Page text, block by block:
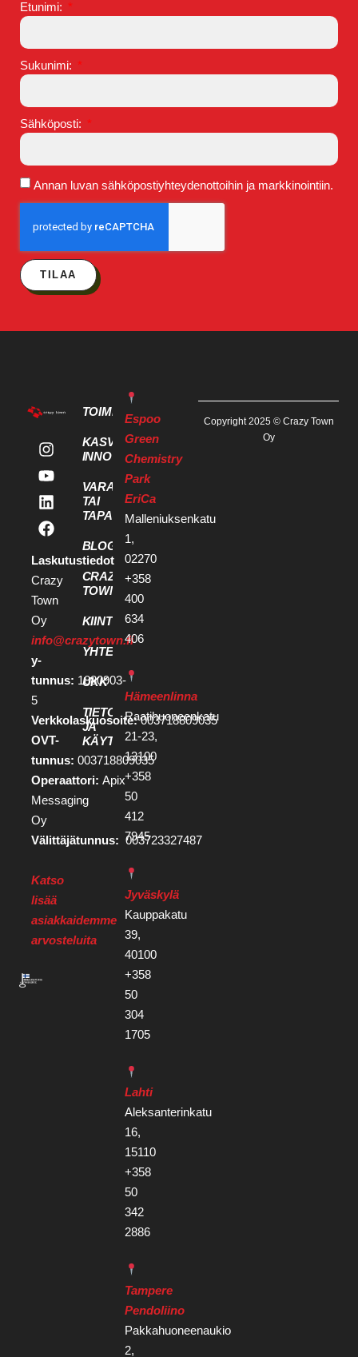
Etunimi:
Sukunimi:
Sähköposti:
Annan luvan sähköpostiyhteydenottoihin ja markkinointiin.
TILAA
Laskutustiedot
Crazy
Town
Oy
info@crazytown.fi
y-
tunnus: 1880903-
5
Verkkolaskuosoite:003718809035
OVT-
tunnus: 003718809035
Operaattori: Apix
Messaging
Oy
Välittäjätunnus: 003723327487
Katso
lisää
asiakkaidemme
arvosteluita
TOIMITILAT
KASVU- JA
INNOVAATIOPALVELUT
VARAA KOKOUS
TAI
TAPAHTUMATILA
BLOGI
CRAZY
TOWN
KIINTEISTÖKEHITTÄJILLE
YHTEYSTIEDOT
UKK
TIETOSUOJA
JA
KÄYTTÖEHDOT
Espoo
Green
Chemistry
Park
EriCa
Malleniuksenkatu
1,
02270
+358
400
634
406
Hämeenlinna
Raatihuoneenkatu
21-23,
13100
+358
50
412
7945
Jyväskylä
Kauppakatu
39,
40100
+358
50
304
1705
Lahti
Aleksanterinkatu
16,
15110
+358
50
342
2886
Tampere
Pendoliino
Pakkahuoneenaukio
2,
Copyright 2025 © Crazy Town
Oy